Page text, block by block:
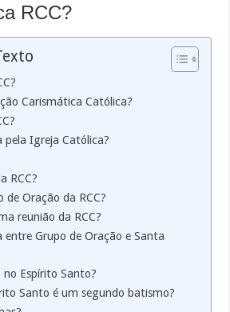
RCC?
Carismática Católica?
pela Igreja Católica?
RCC?
de Oração da RCC?
reunião da RCC?
entre Grupo de Oração e Santa
Espírito Santo?
Santo é um segundo batismo?